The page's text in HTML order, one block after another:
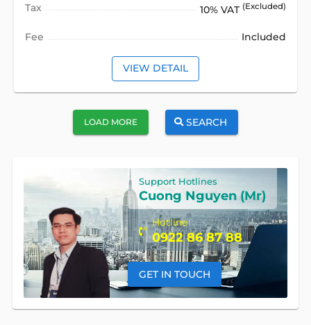
Tax 10% VAT (Excluded)
Fee Included
VIEW DETAIL
LOAD MORE SEARCH
Support Hotlines
Cuong Nguyen (Mr)
Hotline
0922 86 87 88
GET IN TOUCH